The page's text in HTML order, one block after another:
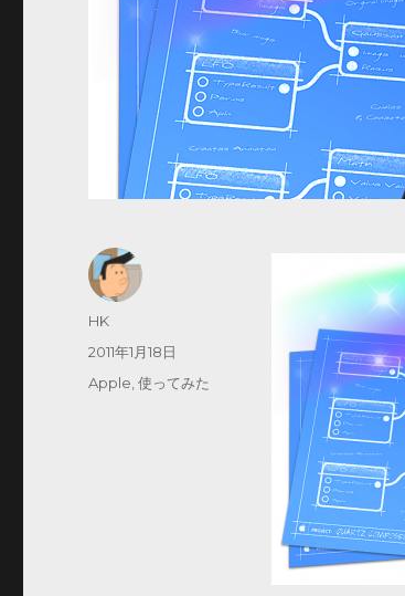
投
HK
投
日:
2011年1月18日
カ
Apple ,使ってみた